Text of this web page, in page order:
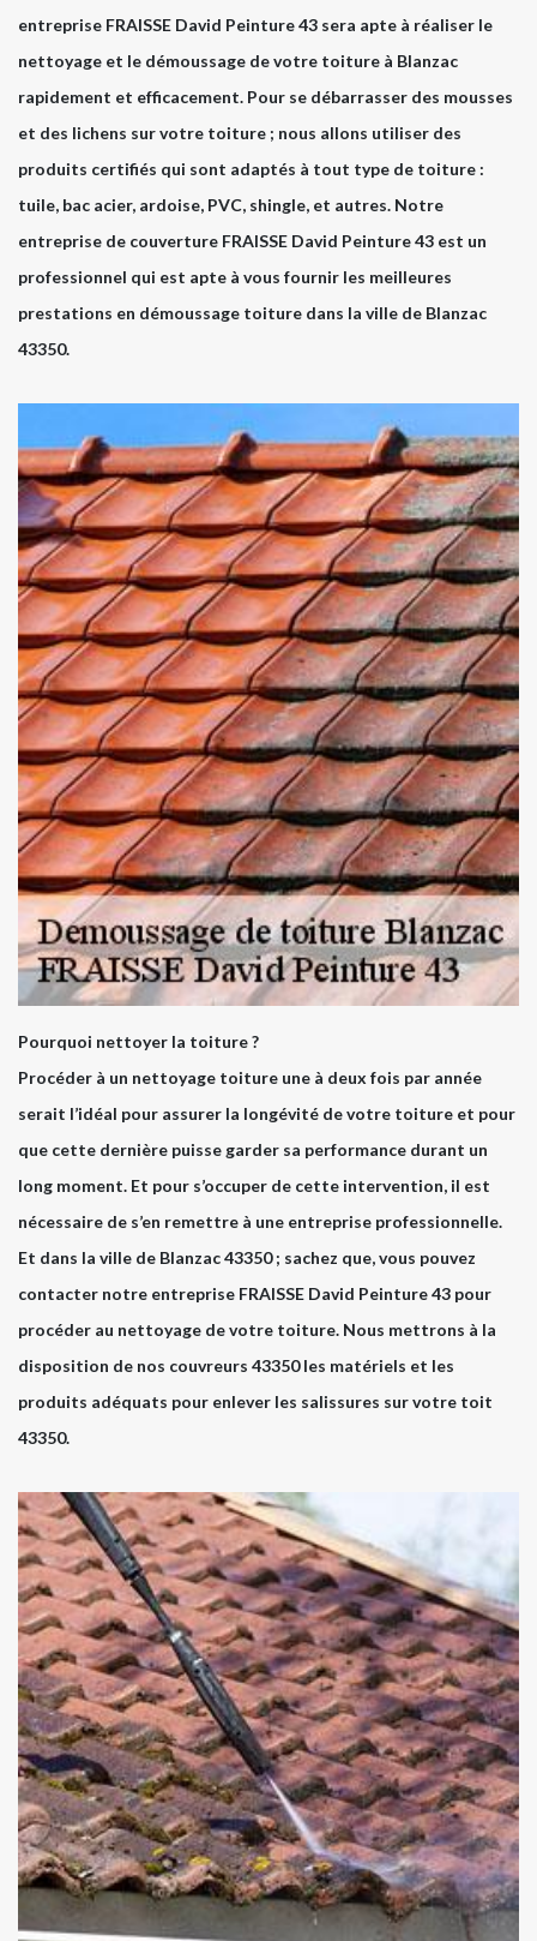
entreprise FRAISSE David Peinture 43 sera apte à réaliser le
nettoyage et le démoussage de votre toiture à Blanzac
rapidement et efficacement. Pour se débarrasser des mousses
et des lichens sur votre toiture ; nous allons utiliser des
produits certifiés qui sont adaptés à tout type de toiture :
tuile, bac acier, ardoise, PVC, shingle, et autres. Notre
entreprise de couverture FRAISSE David Peinture 43 est un
professionnel qui est apte à vous fournir les meilleures
prestations en démoussage toiture dans la ville de Blanzac
43350.
Pourquoi nettoyer la toiture ?
Procéder à un nettoyage toiture une à deux fois par année
serait l’idéal pour assurer la longévité de votre toiture et pour
que cette dernière puisse garder sa performance durant un
long moment. Et pour s’occuper de cette intervention, il est
nécessaire de s’en remettre à une entreprise professionnelle.
Et dans la ville de Blanzac 43350 ; sachez que, vous pouvez
contacter notre entreprise FRAISSE David Peinture 43 pour
procéder au nettoyage de votre toiture. Nous mettrons à la
disposition de nos couvreurs 43350 les matériels et les
produits adéquats pour enlever les salissures sur votre toit
43350.